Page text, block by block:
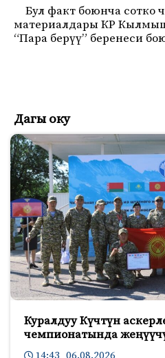
Бул факт боюнча сотко
материалдары КР
“Пара берүү” беренеси
Дагы оку
Куралдуу Күчтүн
чемпионатында